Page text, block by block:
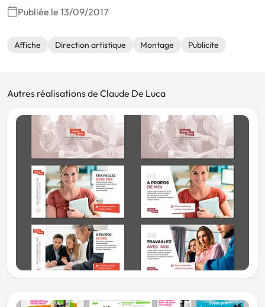
Publiée le 13/09/2017
Affiche Direction artistique Montage Publicite
Autres réalisations de Claude De Luca